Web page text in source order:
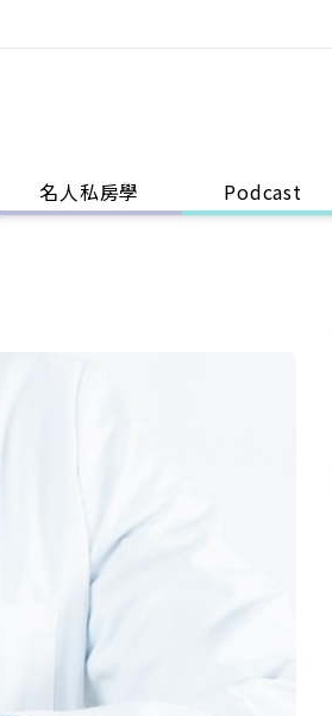
名人私房學 Podcast